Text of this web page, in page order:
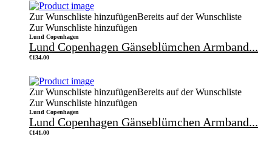
Zur Wunschliste hinzufügenBereits auf der Wunschliste
Zur Wunschliste hinzufügen
Lund Copenhagen
Lund Copenhagen Gänseblümchen Armband...
€134.00
Zur Wunschliste hinzufügenBereits auf der Wunschliste
Zur Wunschliste hinzufügen
Lund Copenhagen
Lund Copenhagen Gänseblümchen Armband...
€141.00